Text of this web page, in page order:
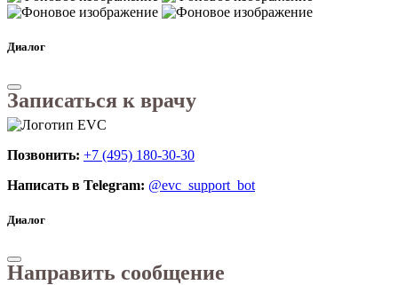
Диалог
Записаться к врачу
Позвонить: +7 (495) 180-30-30
Написать в Telegram: @evc_support_bot
Диалог
Направить сообщение